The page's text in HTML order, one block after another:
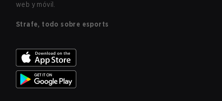
web y móvil.
Strafe, todo sobre esports